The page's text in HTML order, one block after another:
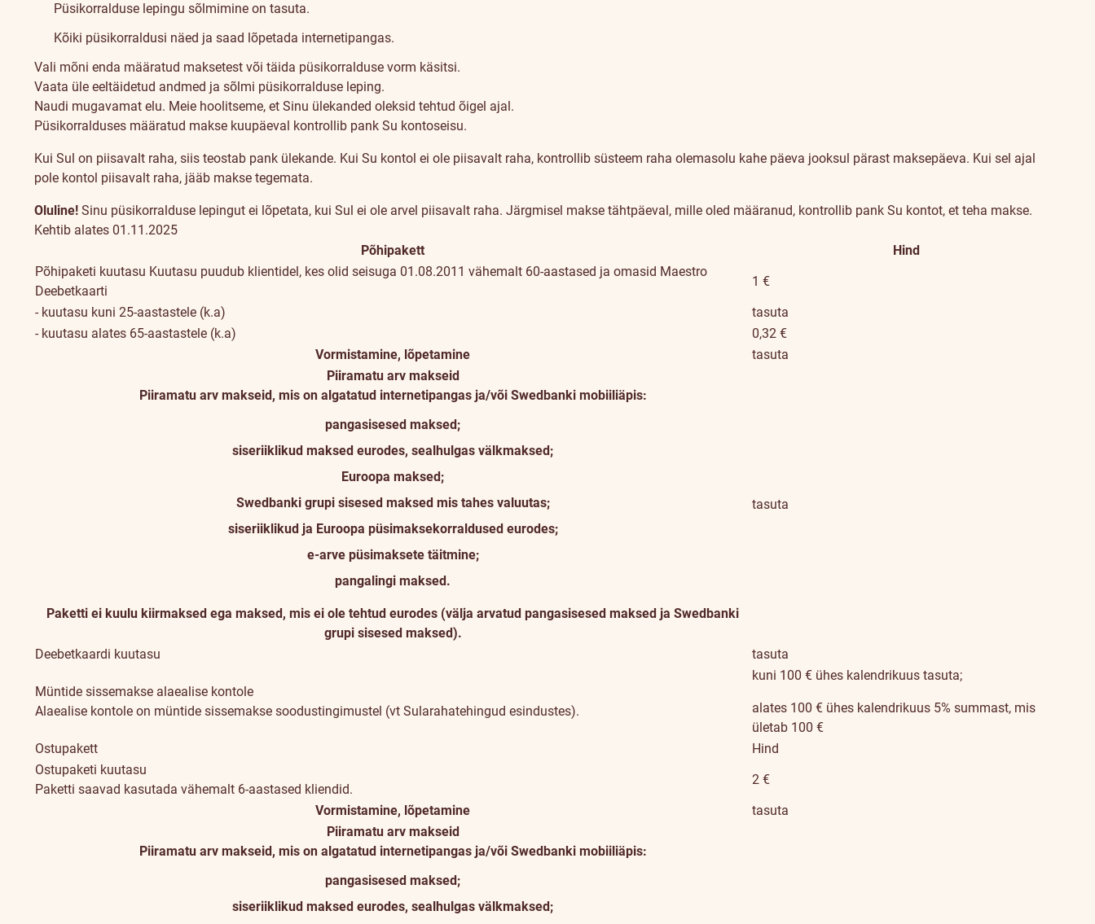
Püsikorralduse lepingu sõlmimine on tasuta.
Kõiki püsikorraldusi näed ja saad lõpetada internetipangas.
Vali mõni enda määratud maksetest või täida püsikorralduse vorm käsitsi.
Vaata üle eeltäidetud andmed ja sõlmi püsikorralduse leping.
Naudi mugavamat elu. Meie hoolitseme, et Sinu ülekanded oleksid tehtud õigel ajal.
Püsikorralduses määratud makse kuupäeval kontrollib pank Su kontoseisu.
Kui Sul on piisavalt raha, siis teostab pank ülekande. Kui Su kontol ei ole piisavalt raha, kontrollib süsteem raha olemasolu kahe päeva jooksul pärast maksepäeva. Kui sel ajal
pole kontol piisavalt raha, jääb makse tegemata.
Oluline! Sinu püsikorralduse lepingut ei lõpetata, kui Sul ei ole arvel piisavalt raha. Järgmisel makse tähtpäeval, mille oled määranud, kontrollib pank Su kontot, et teha makse.
Kehtib alates 01.11.2025
Põhipakett
Hind
Põhipaketi kuutasu Kuutasu puudub klientidel, kes olid seisuga 01.08.2011 vähemalt 60-aastased ja omasid Maestro
Deebetkaarti
1 €
- kuutasu kuni 25-aastastele (k.a)
tasuta
- kuutasu alates 65-aastastele (k.a)
0,32 €
Vormistamine, lõpetamine
tasuta
Piiramatu arv makseid
Piiramatu arv makseid, mis on algatatud internetipangas ja/või Swedbanki mobiiliäpis:
pangasisesed maksed;
siseriiklikud maksed eurodes, sealhulgas välkmaksed;
Euroopa maksed;
Swedbanki grupi sisesed maksed mis tahes valuutas;
siseriiklikud ja Euroopa püsimaksekorraldused eurodes;
e-arve püsimaksete täitmine;
pangalingi maksed.
Paketti ei kuulu kiirmaksed ega maksed, mis ei ole tehtud eurodes (välja arvatud pangasisesed maksed ja Swedbanki
grupi sisesed maksed).
tasuta
Deebetkaardi kuutasu tasuta
Müntide sissemakse alaealise kontole
Alaealise kontole on müntide sissemakse soodustingimustel (vt Sularahatehingud esindustes).
kuni 100 € ühes kalendrikuus tasuta;
alates 100 € ühes kalendrikuus 5% summast, mis
ületab 100 €
Ostupakett
Hind
Ostupaketi kuutasu
Paketti saavad kasutada vähemalt 6-aastased kliendid.
2 €
Vormistamine, lõpetamine
tasuta
Piiramatu arv makseid
Piiramatu arv makseid, mis on algatatud internetipangas ja/või Swedbanki mobiiliäpis:
pangasisesed maksed;
siseriiklikud maksed eurodes, sealhulgas välkmaksed;